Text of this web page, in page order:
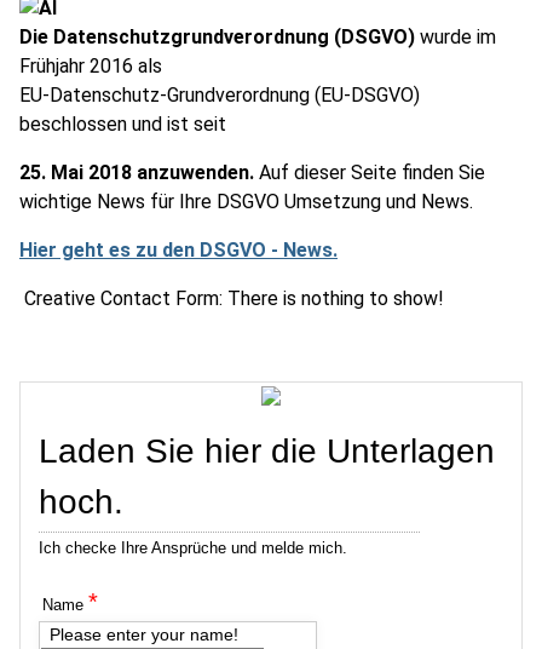
Die Datenschutzgrundverordnung (DSGVO) wurde im
Frühjahr 2016 als
EU-Datenschutz-Grundverordnung (EU-DSGVO)
beschlossen und ist seit
25. Mai 2018 anzuwenden. Auf dieser Seite finden Sie
wichtige News für Ihre DSGVO Umsetzung und News.
Hier geht es zu den DSGVO - News.
Creative Contact Form: There is nothing to show!
Laden Sie hier die Unterlagen
hoch.
Ich checke Ihre Ansprüche und melde mich.
Name *
Please enter your name!